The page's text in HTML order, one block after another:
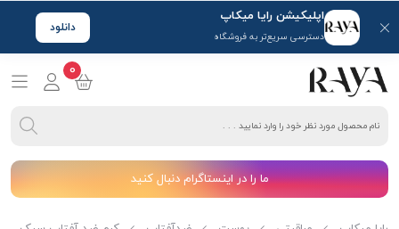
اپلیکیشن رایا میکاپ
دسترسی سریع‌تر به فروشگاه
دانلود
0
ما را در اینستاگرام دنبال کنید